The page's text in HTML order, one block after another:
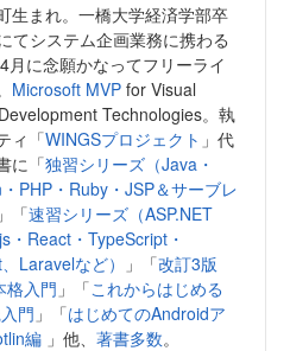
生まれ。一橋大学経済学部卒
てシステム企画業務に携わる
月に念願かなってフリーライ
Microsoft MVP for Visual
Technologies。執
ィ「WINGSプロジェクト 」代
に「独習シリーズ（Java・
PHP・Ruby・JSP＆サーブレ
」「速習シリーズ（ASP.NET
・React・TypeScript・
Laravelなど）
」「改訂3版
格入門 」「これからはじめる
門 」「はじめてのAndroidア
編 」他、 著書多数。